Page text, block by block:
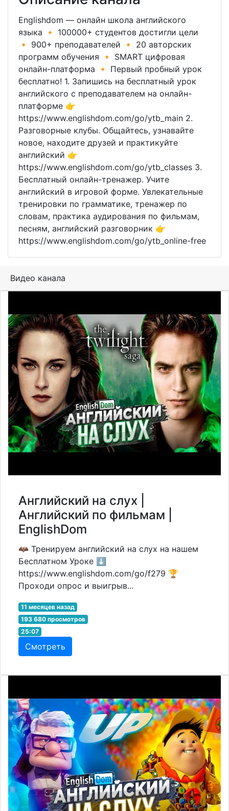
Englishdom — онлайн школа английского
языка 🔸 100000+ студентов достигли цели
🔸 900+ преподавателей 🔸 20 авторских
программ обучения 🔸 SMART цифровая
онлайн-платформа 🔸 Первый пробный урок
бесплатно! 1. Запишись на бесплатный урок
английского с преподавателем на онлайн-
платформе 👉
https://www.englishdom.com/go/ytb_main 2.
Разговорные клубы. Общайтесь, узнавайте
новое, находите друзей и практикуйте
английский 👉
https://www.englishdom.com/go/ytb_classes 3.
Бесплатный онлайн-тренажер. Учите
английский в игровой форме. Увлекательные
тренировки по грамматике, тренажер по
словам, практика аудирования по фильмам,
песням, английский разговорник 👉
https://www.englishdom.com/go/ytb_online-free
Видео канала
Английский на слух |
Английский по фильмам |
EnglishDom
🦇 Тренируем английский на слух на нашем
Бесплатном Уроке ⬇️
https://www.englishdom.com/go/f279 🏆
Проходи опрос и выигрыв...
11 месяцев назад
193 680 просмотров
25:07
Смотреть